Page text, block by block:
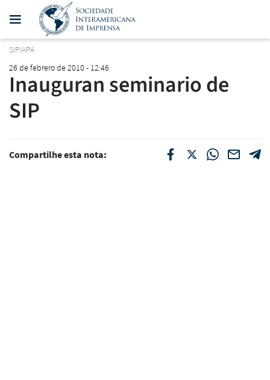
SIPIAPA
26 de febrero de 2010 - 12:46
Inauguran seminario de
SIP
Compartilhe esta nota: